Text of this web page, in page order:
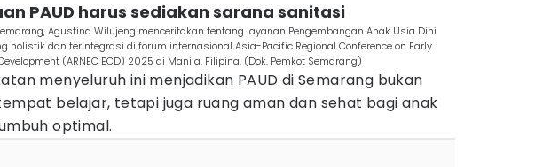
PAUD harus sediakan sarana sanitasi
Agustina Wilujeng menceritakan tentang layanan Pengembangan Anak Usia Dini
holistik dan terintegrasi di forum internasional Asia-Pacific Regional Conference on Early
(ARNEC ECD) 2025 di Manila, Filipina. (Dok. Pemkot Semarang)
menyeluruh ini menjadikan PAUD di Semarang bukan
belajar, tetapi juga ruang aman dan sehat bagi anak
optimal.